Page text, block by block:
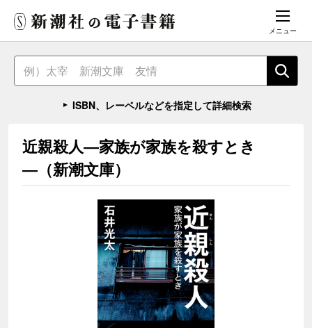
メニュー
ISBN、レーベルなどを指定して詳細検索
近親殺人―家族が家族を殺すとき
―（新潮文庫）